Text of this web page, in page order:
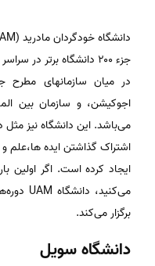
جزء ۲۰۰ دانشگاه برتر
در میان سازمانهای مطرح
اجوکیشن، و سازمان بین
می‌باشد. این دانشگاه نیز مثل
ایجاد کرده است. اگر اولین
برگزار می‌کند.
دانشگاه سویل